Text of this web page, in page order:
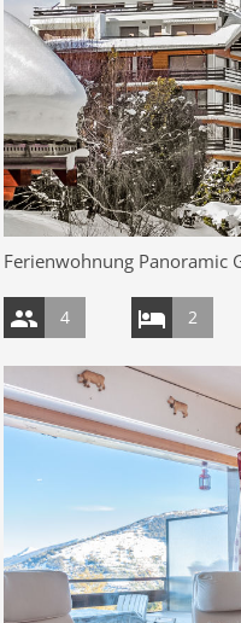
Ferienwohnung Panoramic
4 2